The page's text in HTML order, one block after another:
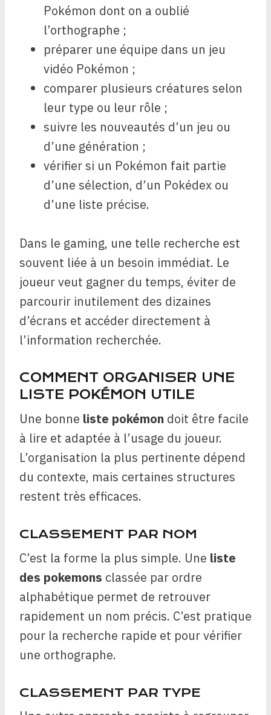
Pokémon dont on a oublié
l’orthographe ;
préparer une équipe dans un jeu
vidéo Pokémon ;
comparer plusieurs créatures selon
leur type ou leur rôle ;
suivre les nouveautés d’un jeu ou
d’une génération ;
vérifier si un Pokémon fait partie
d’une sélection, d’un Pokédex ou
d’une liste précise.
Dans le gaming, une telle recherche est
souvent liée à un besoin immédiat. Le
joueur veut gagner du temps, éviter de
parcourir inutilement des dizaines
d’écrans et accéder directement à
l’information recherchée.
COMMENT ORGANISER UNE
LISTE POKÉMON UTILE
Une bonne liste pokémon doit être facile
à lire et adaptée à l’usage du joueur.
L’organisation la plus pertinente dépend
du contexte, mais certaines structures
restent très efficaces.
CLASSEMENT PAR NOM
C’est la forme la plus simple. Une liste
des pokemons classée par ordre
alphabétique permet de retrouver
rapidement un nom précis. C’est pratique
pour la recherche rapide et pour vérifier
une orthographe.
CLASSEMENT PAR TYPE